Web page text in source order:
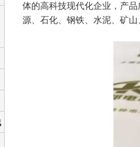
体的高科技现代化企业，产
源、石化、钢铁、水泥、矿山